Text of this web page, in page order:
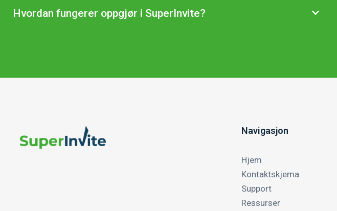
Hvordan fungerer oppgjør i SuperInvite?
Navigasjon
Hjem
Kontaktskjema
Support
Ressurser